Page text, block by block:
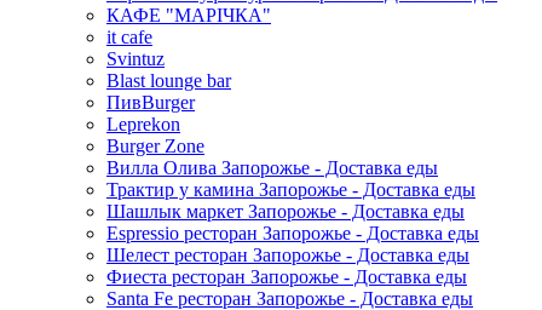
КАФЕ "МАРІЧКА"
it cafe
Svintuz
Blast lounge bar
ПивBurger
Leprekon
Burger Zone
Вилла Олива Запорожье - Доставка еды
Трактир у камина Запорожье - Доставка еды
Шашлык маркет Запорожье - Доставка еды
Espressio ресторан Запорожье - Доставка еды
Шелест ресторан Запорожье - Доставка еды
Фиеста ресторан Запорожье - Доставка еды
Santa Fe ресторан Запорожье - Доставка еды